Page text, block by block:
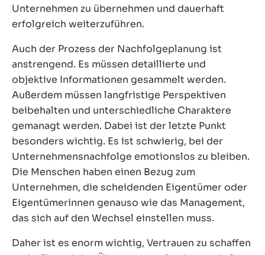
Unternehmen zu übernehmen und dauerhaft
erfolgreich weiterzuführen.
Auch der Prozess der Nachfolgeplanung ist
anstrengend. Es müssen detaillierte und
objektive Informationen gesammelt werden.
Außerdem müssen langfristige Perspektiven
beibehalten und unterschiedliche Charaktere
gemanagt werden. Dabei ist der letzte Punkt
besonders wichtig. Es ist schwierig, bei der
Unternehmensnachfolge emotionslos zu bleiben.
Die Menschen haben einen Bezug zum
Unternehmen, die scheidenden Eigentümer oder
Eigentümerinnen genauso wie das Management,
das sich auf den Wechsel einstellen muss.
Daher ist es enorm wichtig, Vertrauen zu schaffen